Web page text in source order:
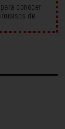
para conocer
de